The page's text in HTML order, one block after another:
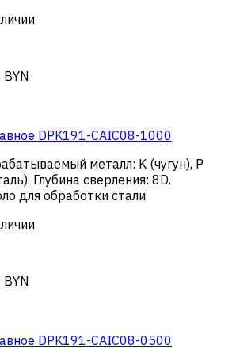
DPK191-CAIC08-1000
металл: K (чугун), Р
. Глубина сверления: 8D.
для обработки стали.
DPK191-CAIC08-0500